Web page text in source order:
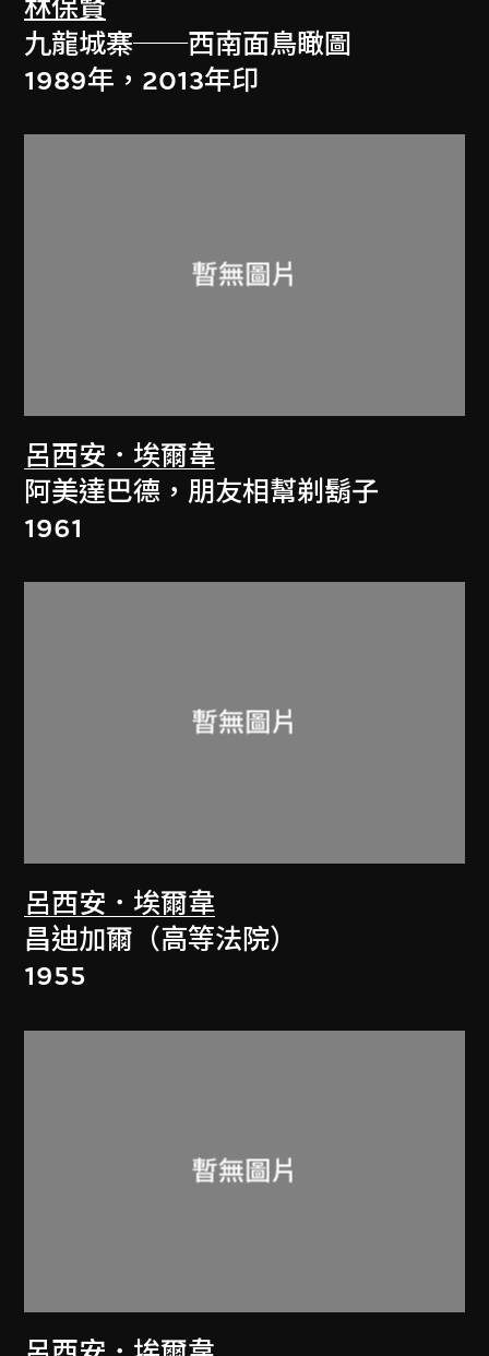
林保賢
九龍城寨──西南面鳥瞰圖
1989年，2013年印
呂西安．埃爾韋
阿美達巴德，朋友相幫剃鬍子
1961
呂西安．埃爾韋
昌迪加爾（高等法院）
1955